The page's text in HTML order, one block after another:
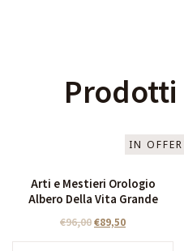
IN
Arti e Mestieri Orologio
Albero Della Vita Grande
€96,00€89,50